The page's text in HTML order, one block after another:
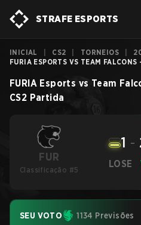
STRAFE ESPORTS
INICIAL CS2 TORNEIOS
FURIA ESPORTS VS TEAM
FURIA Esports vs Team
CS2 Partida
FUR
Classificação #5
LOSE
1 -
SEU VOTO 1134 Previsões